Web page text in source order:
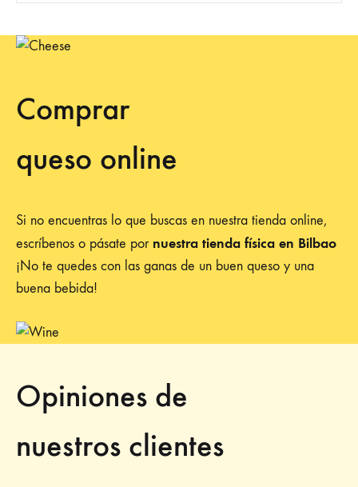
Comprar
queso online
Si no encuentras lo que buscas en nuestra tienda online,
escríbenos o pásate por nuestra tienda física en Bilbao
¡No te quedes con las ganas de un buen queso y una
buena bebida!
Opiniones de
nuestros clientes